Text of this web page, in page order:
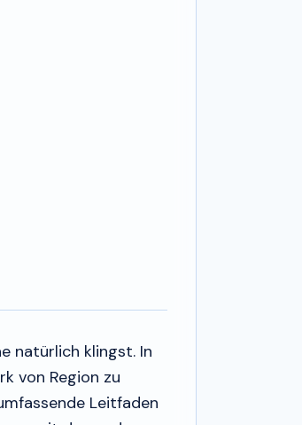
natürlich klingst. In
von Region zu
Leitfaden